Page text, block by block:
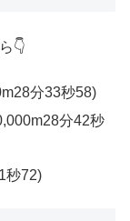
👇
分33秒58)
分42秒
秒72)